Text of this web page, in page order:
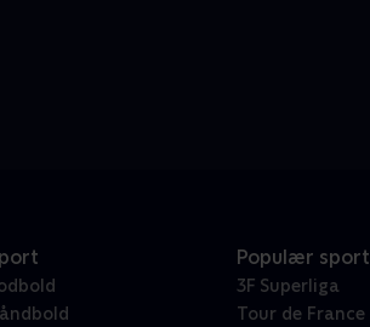
Populær sport
3F Superliga
Tour de France